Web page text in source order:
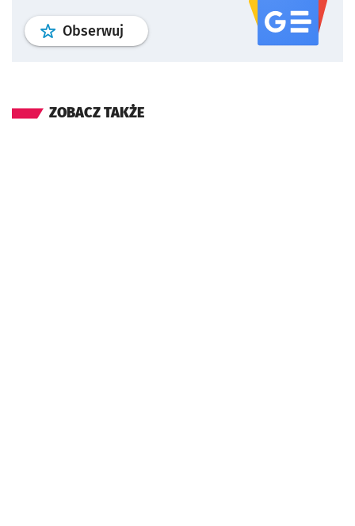
Obserwuj profil serwisu
ZOBACZ TAKŻE